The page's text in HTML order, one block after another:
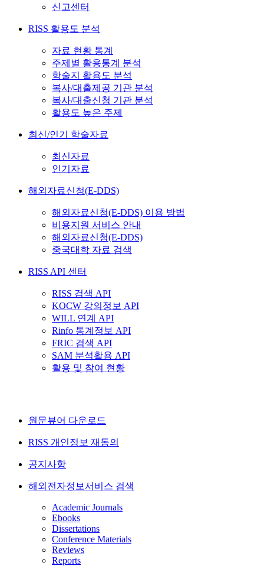
신고센터
RISS 활용도 분석
자료 현황 통계
주제별 활용통계 분석
학술지 활용도 분석
복사/대출제공 기관 분석
복사/대출신청 기관 분석
활용도 높은 주제
최신/인기 학술자료
최신자료
인기자료
해외자료신청(E-DDS)
해외자료신청(E-DDS) 이용 방법
비용지원 서비스 안내
해외자료신청(E-DDS)
중국대학 자료 검색
RISS API 센터
RISS 검색 API
KOCW 강의정보 API
WILL 연계 API
Rinfo 통계정보 API
FRIC 검색 API
SAM 분석활용 API
활용 및 참여 현황
원문뷰어 다운로드
RISS 개인정보 재동의
공지사항
해외전자정보서비스 검색
Academic Journals
Ebooks
Dissertations
Conference Materials
Reviews
Reports